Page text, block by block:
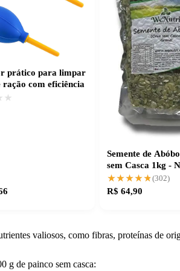
prático para limpar
ração com eficiência
Semente de
sem Casca 1kg -
Medida Certa
★★★★★
★★★★★(302)
R$ 64,90
valiosos, como fibras, proteínas de
g de painco sem casca: